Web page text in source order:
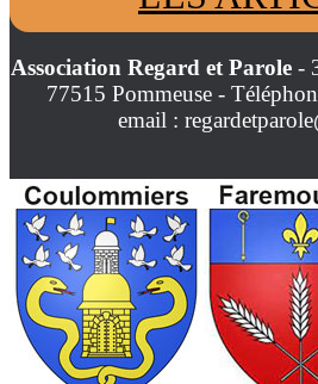
Association Regard et Parole-
77515 Pommeuse -
email :